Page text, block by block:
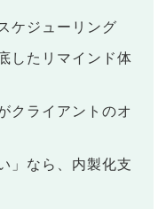
ケジューリング
したリマインド体
クライアントのオ
」なら、内製化支